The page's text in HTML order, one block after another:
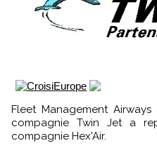
Fleet Management Airways actionnaire majoritaire de la
compagnie Twin Jet a
compagnie Hex'Air.